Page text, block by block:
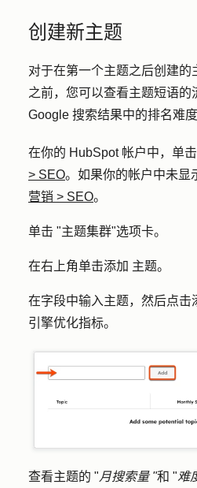
创建新主题
对于在第一个主题之后创建的
之前，您可以查看主题短语的
Google 搜索结果中的排名难度
在你的 HubSpot 帐户中，单击
> SEO。如果你的帐户中未显
营销 > SEO。
单击 "主题集群"选项卡。
在右上角单击添加 主题。
在字段中输入主题，然后点击
引擎优化指标。
查看主题的 "月搜索量 "和 "难